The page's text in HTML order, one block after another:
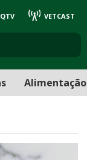
QTV VETCAST
Alimentação